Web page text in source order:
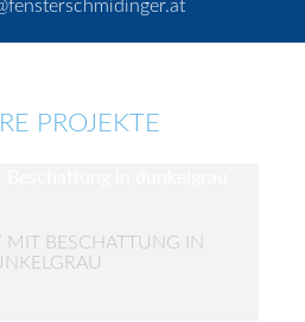
PROJEKTE
BESCHATTUNG IN